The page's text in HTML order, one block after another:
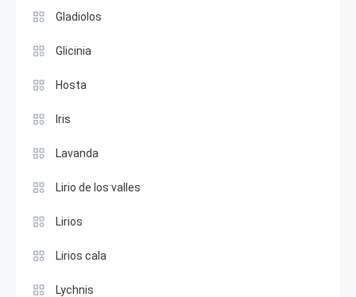
Gladiolos
Glicinia
Hosta
Iris
Lavanda
Lirio de los valles
Lirios
Lirios cala
Lychnis